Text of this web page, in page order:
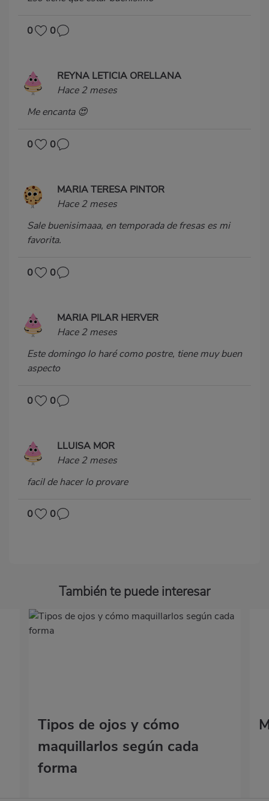
0 0
REYNA LETICIA ORELLANA
Hace 2 meses
Me encanta 😍
0 0
MARIA TERESA PINTOR
Hace 2 meses
Sale buenisimaaa, en temporada de fresas es mi
favorita.
0 0
MARIA PILAR HERVER
Hace 2 meses
Este domingo lo haré como postre, tiene muy buen
aspecto
0 0
LLUISA MOR
Hace 2 meses
facil de hacer lo provare
0 0
También te puede interesar
Tipos de ojos y cómo
maquillarlos según cada
forma